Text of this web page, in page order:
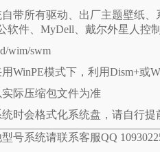
带所有驱动、出厂主题壁纸
软件、MyDell、戴尔外星人控
wim/swm
WinPE模式下，利用Dism+或
际压缩包文件为准
时会格式化系统盘，请自行提
号系统请联系客服QQ